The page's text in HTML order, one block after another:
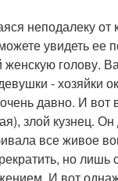
неподалеку от
увидеть
голову.
-
давно. И
злой кузнец.
все живое
но